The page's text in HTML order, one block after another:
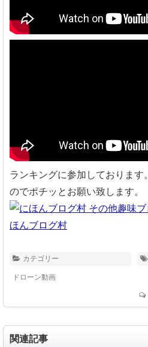
ランキングに参加しております
のでポチッとお願い致します。
ほんブログ村
カテゴリー
ドローン動画
関連記事